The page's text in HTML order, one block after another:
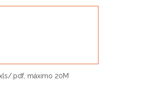
.pdf, máximo 20M